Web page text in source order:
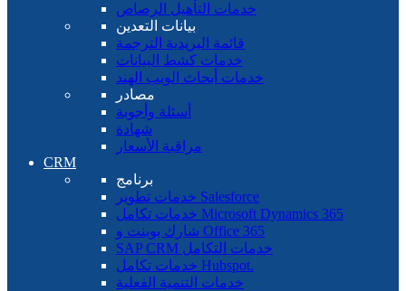
خدمات التأهيل الرصاص
بيانات التعدين
قائمة البريدية الترجمة
خدمات كشط البيانات
خدمات أبحاث الويب الهند
مصادر
أسئلة وأجوبة
شهادة
مراقبة الأسعار
CRM
برنامج
خدمات تطوير Salesforce
خدمات تكامل Microsoft Dynamics 365
شارك بوينت و Office 365
SAP CRM خدمات التكامل
خدمات تكامل Hubspot.
خدمات التنمية الفعلية